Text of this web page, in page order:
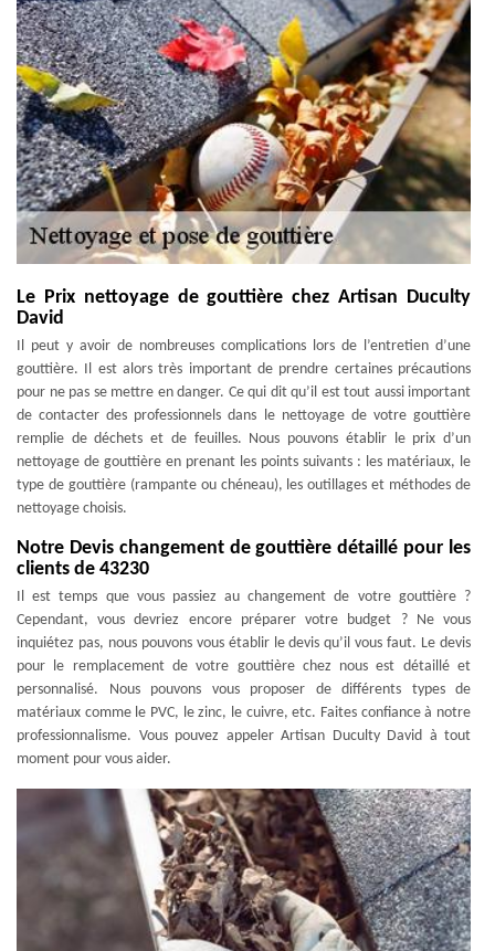
Le Prix nettoyage de gouttière chez Artisan Duculty
David
Il peut y avoir de nombreuses complications lors de l’entretien d’une
gouttière. Il est alors très important de prendre certaines précautions
pour ne pas se mettre en danger. Ce qui dit qu’il est tout aussi important
de contacter des professionnels dans le nettoyage de votre gouttière
remplie de déchets et de feuilles. Nous pouvons établir le prix d’un
nettoyage de gouttière en prenant les points suivants : les matériaux, le
type de gouttière (rampante ou chéneau), les outillages et méthodes de
nettoyage choisis.
Notre Devis changement de gouttière détaillé pour les
clients de 43230
Il est temps que vous passiez au changement de votre gouttière ?
Cependant, vous devriez encore préparer votre budget ? Ne vous
inquiétez pas, nous pouvons vous établir le devis qu’il vous faut. Le devis
pour le remplacement de votre gouttière chez nous est détaillé et
personnalisé. Nous pouvons vous proposer de différents types de
matériaux comme le PVC, le zinc, le cuivre, etc. Faites confiance à notre
professionnalisme. Vous pouvez appeler Artisan Duculty David à tout
moment pour vous aider.